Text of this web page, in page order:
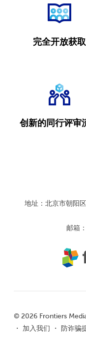
完全开放获取
创新的同行评审
地址：北京市朝阳
邮箱：
© 2026 Frontiers
・ 加入我们 ・ 防诈骗